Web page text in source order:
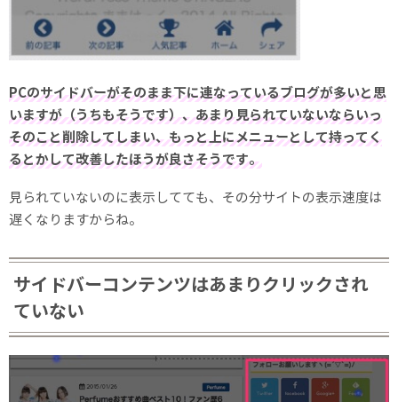
PCのサイドバーがそのまま下に連なっているブログが多いと思
いますが（うちもそうです）、あまり見られていないならいっ
そのこと削除してしまい、もっと上にメニューとして持ってく
るとかして改善したほうが良さそうです。
見られていないのに表示してても、その分サイトの表示速度は
遅くなりますからね。
サイドバーコンテンツはあまりクリックされ
ていない